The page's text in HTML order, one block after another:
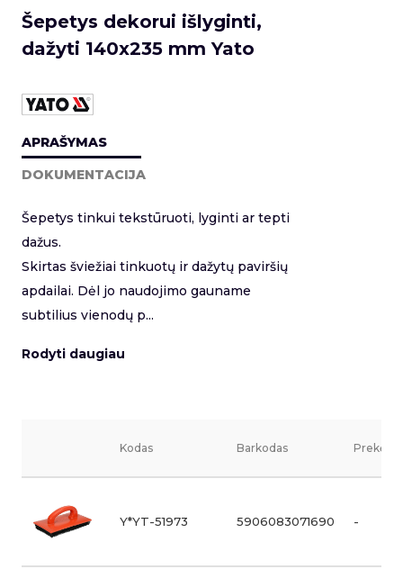
Šepetys dekorui išlyginti,
dažyti 140x235 mm Yato
APRAŠYMAS
DOKUMENTACIJA
Šepetys tinkui tekstūruoti, lyginti ar tepti
dažus.
Skirtas šviežiai tinkuotų ir dažytų paviršių
apdailai. Dėl jo naudojimo gauname
subtilius vienodų p...
Rodyti daugiau
Kodas Barkodas Prekės
Y*YT-51973 5906083071690 -